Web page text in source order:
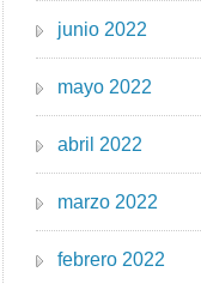
junio 2022
mayo 2022
abril 2022
marzo 2022
febrero 2022